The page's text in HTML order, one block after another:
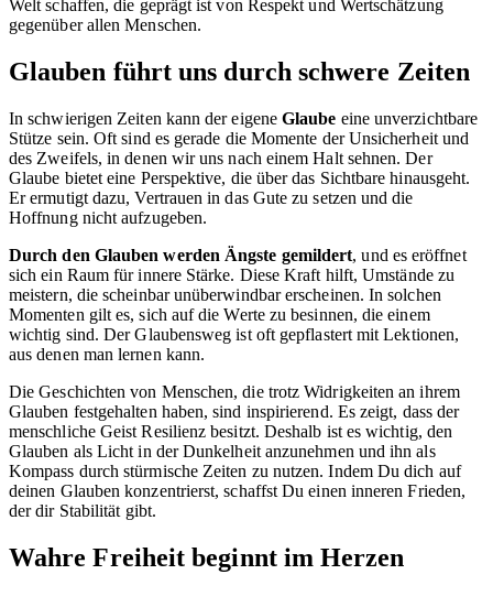
Welt schaffen, die geprägt ist von Respekt und Wertschätzung
gegenüber allen Menschen.
Glauben führt uns durch schwere Zeiten
In schwierigen Zeiten kann der eigeneGlaube eine unverzichtbare
Stütze sein. Oft sind es gerade die Momente der Unsicherheit und
des Zweifels, in denen wir uns nach einem Halt sehnen. Der
Glaube bietet eine Perspektive, die über das Sichtbare hinausgeht.
Er ermutigt dazu, Vertrauen in das Gute zu setzen und die
Hoffnung nicht aufzugeben.
Durch den Glauben werden Ängste gemildert, und es eröffnet
sich ein Raum für innere Stärke. Diese Kraft hilft, Umstände zu
meistern, die scheinbar unüberwindbar erscheinen. In solchen
Momenten gilt es, sich auf die Werte zu besinnen, die einem
wichtig sind. Der Glaubensweg ist oft gepflastert mit Lektionen,
aus denen man lernen kann.
Die Geschichten von Menschen, die trotz Widrigkeiten an ihrem
Glauben festgehalten haben, sind inspirierend. Es zeigt, dass der
menschliche Geist Resilienz besitzt. Deshalb ist es wichtig, den
Glauben als Licht in der Dunkelheit anzunehmen und ihn als
Kompass durch stürmische Zeiten zu nutzen. Indem Du dich auf
deinen Glauben konzentrierst, schaffst Du einen inneren Frieden,
der dir Stabilität gibt.
Wahre Freiheit beginnt im Herzen